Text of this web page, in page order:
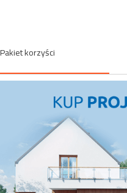
Pakiet korzyści